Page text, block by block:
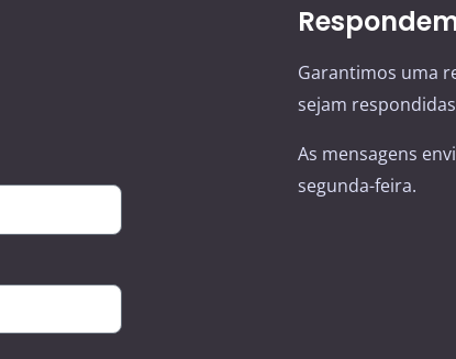
Garantimos uma
sejam
As mensagens
segunda-feira.